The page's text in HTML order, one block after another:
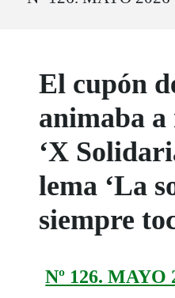
El cupón
animaba
‘X
lema ‘La
siempre
Nº 126. MAYO